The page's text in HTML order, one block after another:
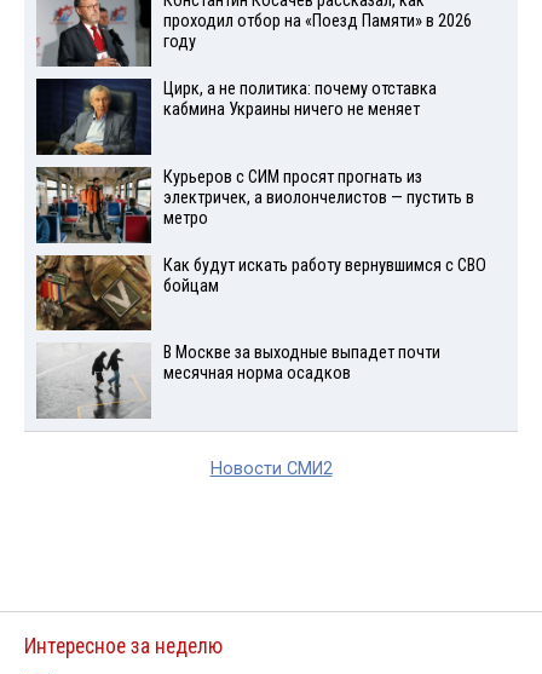
проходил отбор на «Поезд Памяти» в 2026
году
Цирк, а не политика: почему отставка
кабмина Украины ничего не меняет
Курьеров с СИМ просят прогнать из
электричек, а виолончелистов — пустить в
метро
Как будут искать работу вернувшимся с СВО
бойцам
В Москве за выходные выпадет почти
месячная норма осадков
Новости СМИ2
Интересное за неделю